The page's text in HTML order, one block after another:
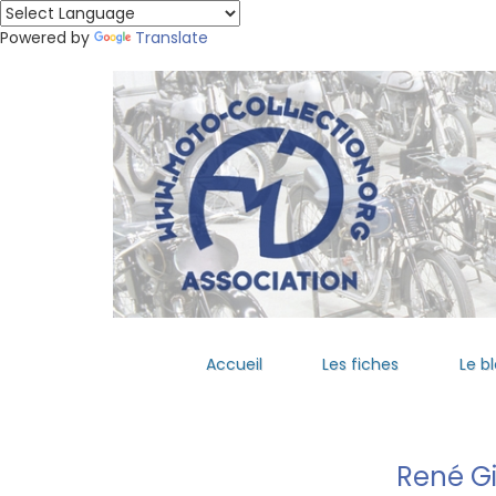
Powered by Translate
Accueil Les fiches Le
René